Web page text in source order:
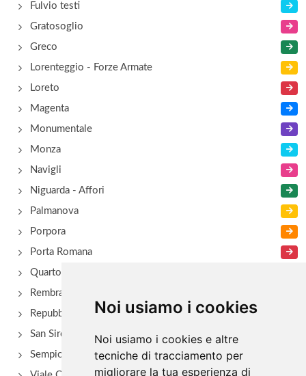
Noi usiamo i cookies
Noi usiamo i cookies e altre
tecniche di tracciamento per
migliorare la tua esperienza di
Fulvio testi
Gratosoglio
Greco
Lorenteggio - Forze Armate
Loreto
Magenta
Monumentale
Monza
Navigli
Niguarda - Affori
Palmanova
Porpora
Porta Romana
Quarto Oggiaro
Rembrant
Repubblica
San Siro - Via Novara
Sempione